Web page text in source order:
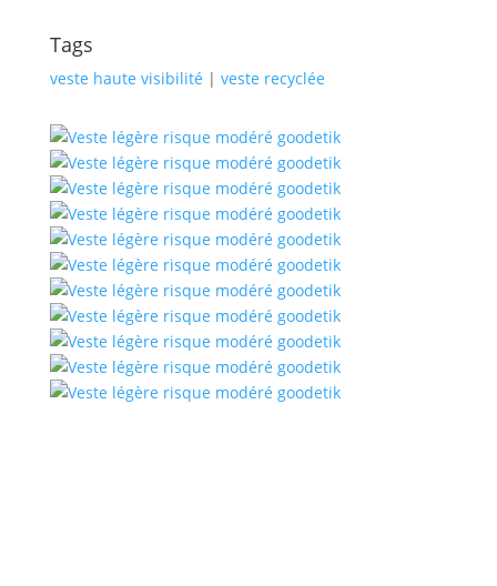
Tags
veste haute visibilité | veste recyclée